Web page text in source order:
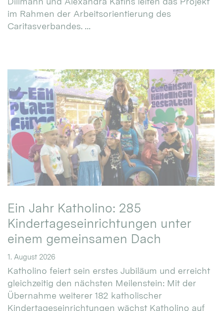
im Rahmen der Arbeitsorientierung des
Caritasverbandes. ...
Ein Jahr Katholino: 285
Kindertageseinrichtungen unter
einem gemeinsamen Dach
1. August 2026
Katholino feiert sein erstes Jubiläum und erreicht
gleichzeitig den nächsten Meilenstein: Mit der
Übernahme weiterer 182 katholischer
Kindertageseinrichtungen wächst Katholino auf